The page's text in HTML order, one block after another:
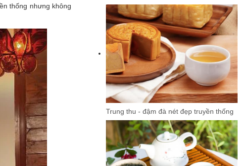
thống nhưng không
Trung thu - đậm đà nét đẹp truyền thống